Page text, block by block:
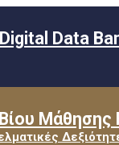
Digital Data
Μάθησης